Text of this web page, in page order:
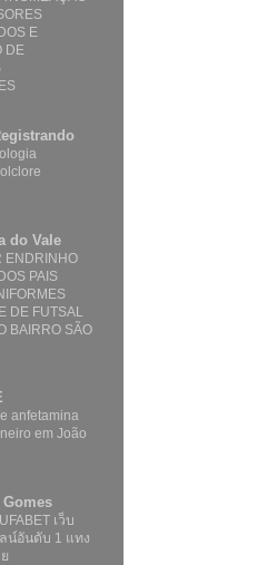
E
DE
do Vale
ENDRINHO
PAIS
DE FUTSAL
BAIRRO SÃO
anfetamina
em João
เว็บ
น์อันดับ 1 แทง